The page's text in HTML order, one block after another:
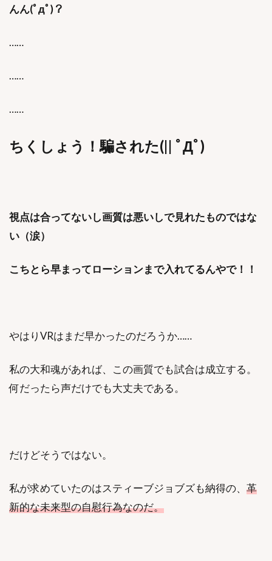
んん(ﾟдﾟ)？
……
……
……
ちくしょう！騙された(|| ﾟДﾟ)
視点は合ってないし画質は悪いしで見れたものではな
い（涙）
こちとら早まってローションまで入れてるんやで！！
やはりVRはまだ早かったのだろうか……
私の大和魂があれば、この画質でも試合は成立する。
何だったら声だけでも大丈夫である。
だけどそうではない。
私が求めていたのはスティーブジョブズも納得の、 革
新的な未来型の自慰行為なのだ。